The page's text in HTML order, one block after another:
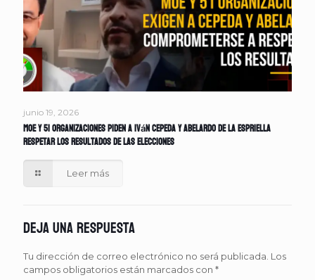
junio 19, 2026
MOE y 51 organizaciones piden a Iván Cepeda y Abelardo de la Espriella
respetar los resultados de las elecciones
Leer más
Deja una respuesta
Tu dirección de correo electrónico no será publicada. Los
campos obligatorios están marcados con *